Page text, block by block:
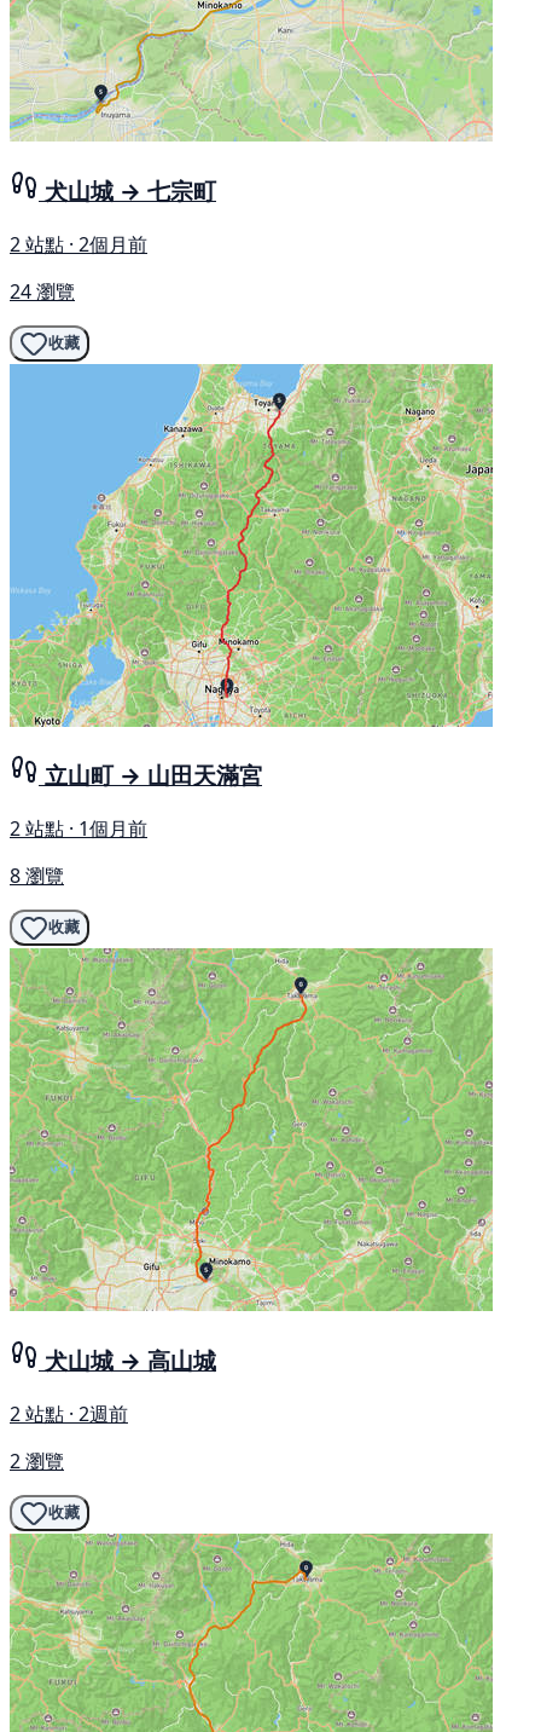
犬山城 → 七宗町
2 站點 · 2個月前
24 瀏覽
收藏
立山町 → 山田天滿宮
2 站點 · 1個月前
8 瀏覽
收藏
犬山城 → 高山城
2 站點 · 2週前
2 瀏覽
收藏